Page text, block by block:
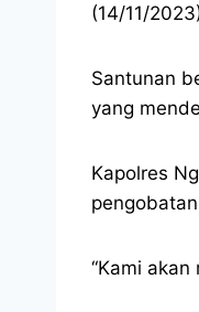
(14/11/
Santunan
yang
Kapolres
“Kami